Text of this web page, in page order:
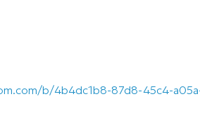
b/4b4dc1b8-87d8-45c4-